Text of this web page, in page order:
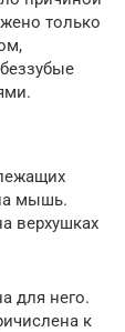
только
мышь.
верхушках
для него.
к